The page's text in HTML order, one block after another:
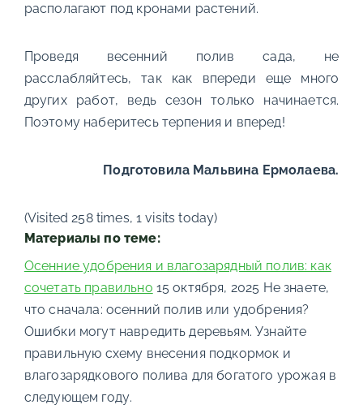
располагают под кронами растений.
Проведя весенний полив сада, не
расслабляйтесь, так как впереди еще много
других работ, ведь сезон только начинается.
Поэтому наберитесь терпения и вперед!
Подготовила Мальвина Ермолаева.
(Visited 258 times, 1 visits today)
Материалы по теме:
Осенние удобрения и влагозарядный полив: как
сочетать правильно 15 октября, 2025 Не знаете,
что сначала: осенний полив или удобрения?
Ошибки могут навредить деревьям. Узнайте
правильную схему внесения подкормок и
влагозарядкового полива для богатого урожая в
следующем году.